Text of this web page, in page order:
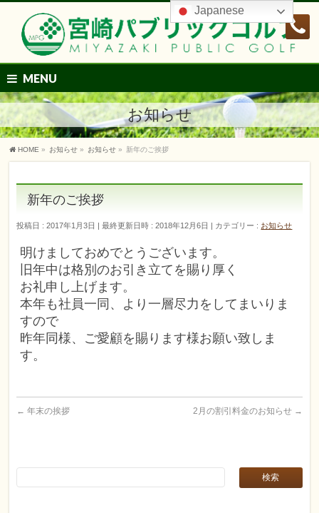
MENU
お知らせ
HOME » お知らせ » お知らせ » 新年のご挨拶
新年のご挨拶
投稿日 : 2017年1月3日 最終更新日時 : 2018年12月6日 カテゴリー : お知らせ
明けましておめでとうございます。
旧年中は格別のお引き立てを賜り厚く
お礼申し上げます。
本年も社員一同、より一層尽力をしてまいりま
すので
昨年同様、ご愛顧を賜ります様お願い致しま
す。
← 年末の挨拶 2月の割引料金のお知らせ →
Japanese